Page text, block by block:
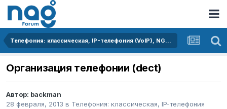
Телефония: классическая, IP-телефония (VoIP), NGN сети
Организация телефонии (dect)
Автор: backman
28 февраля, 2013 в Телефония: классическая, IP-телефония